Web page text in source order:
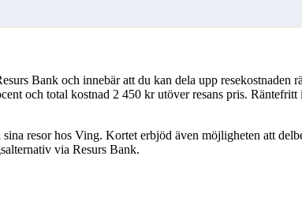
Bank och innebär att du kan dela upp resekostnaden
och total kostnad 2 450 kr utöver resans pris.
resor hos Ving. Kortet erbjöd även möjligheten att
via Resurs Bank.